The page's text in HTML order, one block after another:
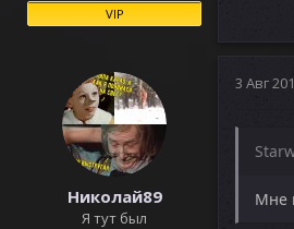
VIP
Николай89
Я тут был
3 Авг
Мне